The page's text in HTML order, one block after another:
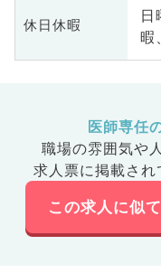
休日休暇
日
暇
医師専任
職場の雰囲気や
求人票に掲載され
この求人に似